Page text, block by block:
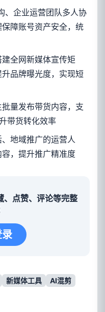
、企业运营团队多人协
障账号资产安全，统
全网新媒体宣传矩
品牌曝光度，实现短
量发布带货内容，支
带货转化效率
地域推广的运营人
，提升推广精准度
、点赞、评论等完整
新媒体工具 AI混剪